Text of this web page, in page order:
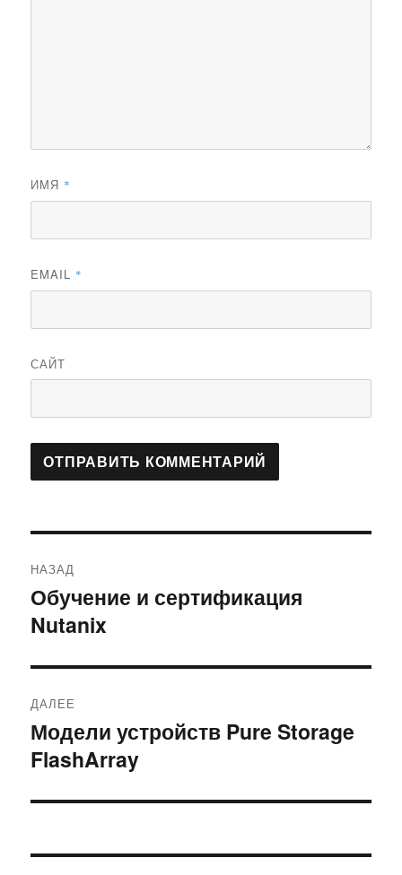
ИМЯ *
EMAIL *
САЙТ
по
записям
НАЗАД
Предыдущая
запись:
Обучение и сертификация
Nutanix
ДАЛЕЕ
Следующая
запись:
Модели устройств Pure Storage
FlashArray